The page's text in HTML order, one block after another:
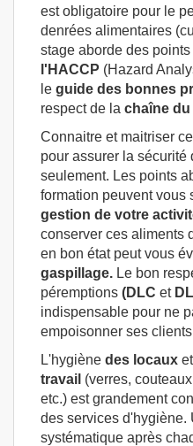
est obligatoire pour le
denrées alimentaires
stage aborde des
l'HACCP (Hazard
le guide des bonnes
respect de la chaîne du
Connaitre et maitriser
pour assurer la
seulement. Les points
formation peuvent vous
gestion de votre
conserver ces aliments
en bon état peut vous
gaspillage. Le bon
péremptions (DLC et
indispensable pour ne
empoisonner ses
L'hygiène des locaux et
travail (verres,
etc.) est grandement
des services d'hygiène.
systématique après